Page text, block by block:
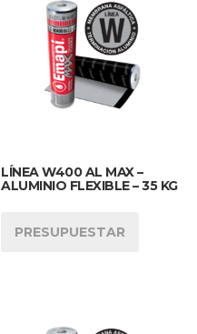
LÍNEA W400 AL MAX –
ALUMINIO FLEXIBLE – 35 KG
PRESUPUESTAR